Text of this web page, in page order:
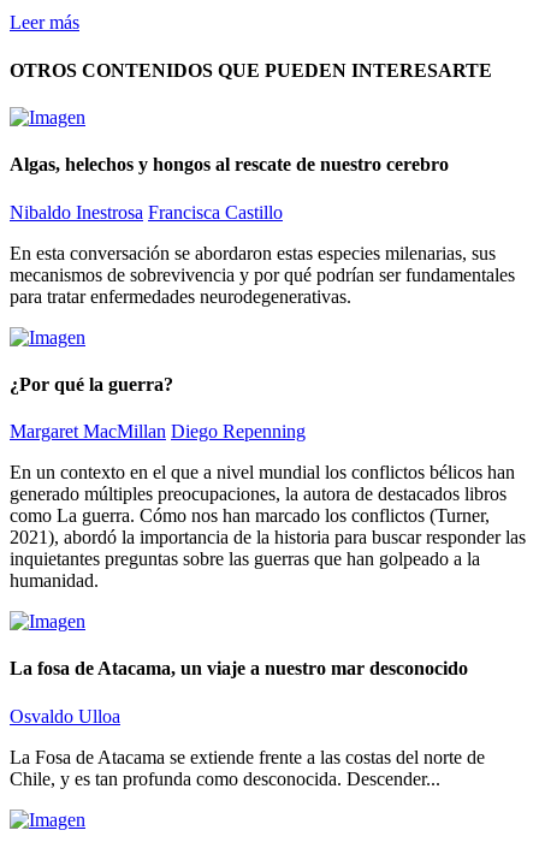
Leer más
OTROS CONTENIDOS QUE PUEDEN INTERESARTE
Algas, helechos y hongos al rescate de nuestro cerebro
Nibaldo Inestrosa Francisca Castillo
En esta conversación se abordaron estas especies milenarias, sus
mecanismos de sobrevivencia y por qué podrían ser fundamentales
para tratar enfermedades neurodegenerativas.
¿Por qué la guerra?
Margaret MacMillan Diego Repenning
En un contexto en el que a nivel mundial los conflictos bélicos han
generado múltiples preocupaciones, la autora de destacados libros
como La guerra. Cómo nos han marcado los conflictos (Turner,
2021), abordó la importancia de la historia para buscar responder las
inquietantes preguntas sobre las guerras que han golpeado a la
humanidad.
La fosa de Atacama, un viaje a nuestro mar desconocido
Osvaldo Ulloa
La Fosa de Atacama se extiende frente a las costas del norte de
Chile, y es tan profunda como desconocida. Descender...